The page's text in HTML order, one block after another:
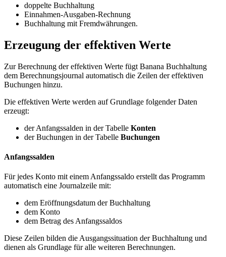
doppelte Buchhaltung
Einnahmen-Ausgaben-Rechnung
Buchhaltung mit Fremdwährungen.
Erzeugung der effektiven Werte
Zur Berechnung der effektiven Werte fügt Banana Buchhaltung
dem Berechnungsjournal automatisch die Zeilen der effektiven
Buchungen hinzu.
Die effektiven Werte werden auf Grundlage folgender Daten
erzeugt:
der Anfangssalden in der Tabelle Konten
der Buchungen in der Tabelle Buchungen
Anfangssalden
Für jedes Konto mit einem Anfangssaldo erstellt das Programm
automatisch eine Journalzeile mit:
dem Eröffnungsdatum der Buchhaltung
dem Konto
dem Betrag des Anfangssaldos
Diese Zeilen bilden die Ausgangssituation der Buchhaltung und
dienen als Grundlage für alle weiteren Berechnungen.